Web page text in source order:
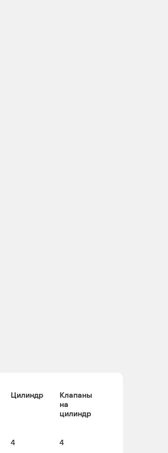
Цилиндр
Клапаны
на
цилиндр
4 4